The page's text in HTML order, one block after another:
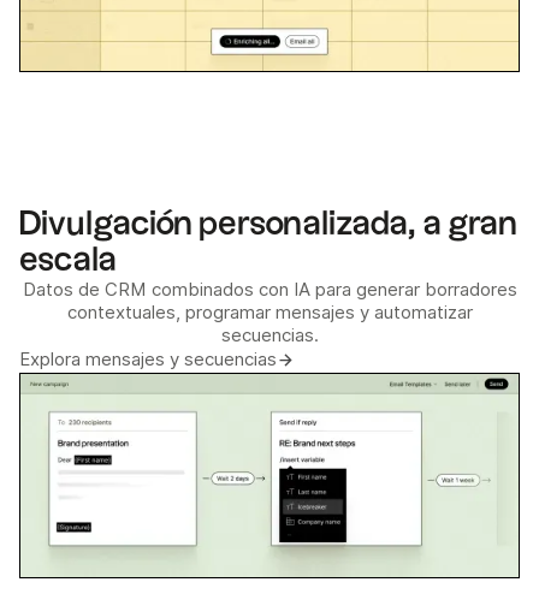
Divulgación personalizada, a gran
escala
Datos de CRM combinados con IA para generar borradores
contextuales, programar mensajes y automatizar
secuencias.
Explora mensajes y secuencias